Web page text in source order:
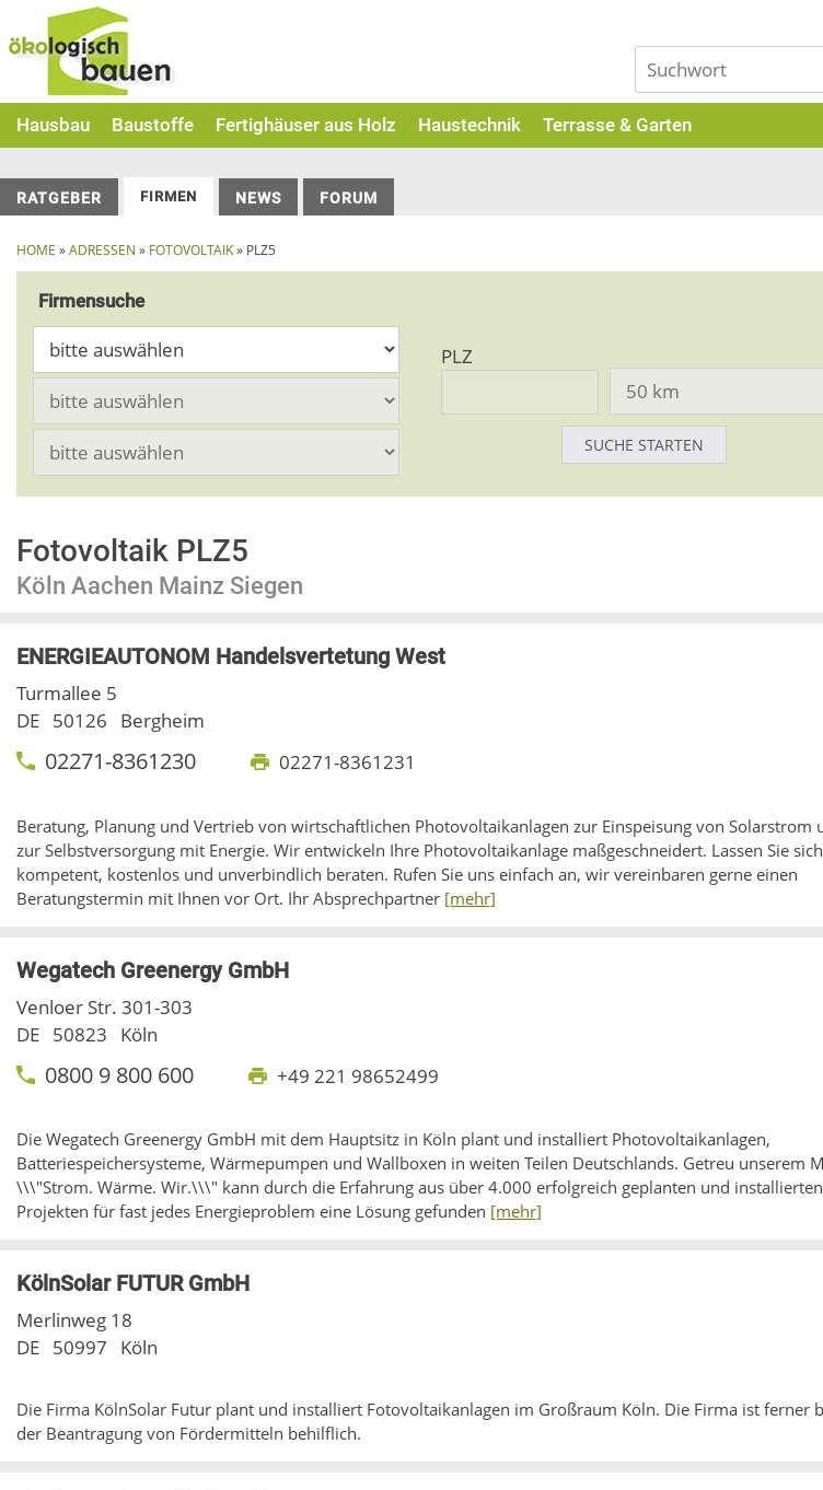
to
content
Hausbau Baustoffe Fertighäuser aus Holz Haustechnik Terrasse & Garten
RATGEBER FIRMEN NEWS FORUM
HOME »ADRESSEN » FOTOVOLTAIK» PLZ5
Firmensuche
PLZ
Fotovoltaik PLZ5
Köln Aachen Mainz Siegen
ENERGIEAUTONOM Handelsvertetung West
Turmallee 5
DE 50126 Bergheim
02271-8361230 02271-8361231
Beratung, Planung und Vertrieb von wirtschaftlichen Photovoltaikanlagen zur Einspeisung von Solarstrom
zur Selbstversorgung mit Energie. Wir entwickeln Ihre Photovoltaikanlage maßgeschneidert. Lassen Sie sich
kompetent, kostenlos und unverbindlich beraten. Rufen Sie uns einfach an, wir vereinbaren gerne einen
Beratungstermin mit Ihnen vor Ort. Ihr Absprechpartner [mehr]
Wegatech Greenergy GmbH
Venloer Str. 301-303
DE 50823 Köln
0800 9 800 600 +49 221 98652499
Die Wegatech Greenergy GmbH mit dem Hauptsitz in Köln plant und installiert Photovoltaikanlagen,
Batteriespeichersysteme, Wärmepumpen und Wallboxen in weiten Teilen Deutschlands. Getreu unserem
\\\"Strom. Wärme. Wir.\\\" kann durch die Erfahrung aus über 4.000 erfolgreich geplanten und installierten
Projekten für fast jedes Energieproblem eine Lösung gefunden [mehr]
KölnSolar FUTUR GmbH
Merlinweg 18
DE 50997 Köln
Die Firma KölnSolar Futur plant und installiert Fotovoltaikanlagen im Großraum Köln. Die Firma ist ferner
der Beantragung von Fördermitteln behilflich.